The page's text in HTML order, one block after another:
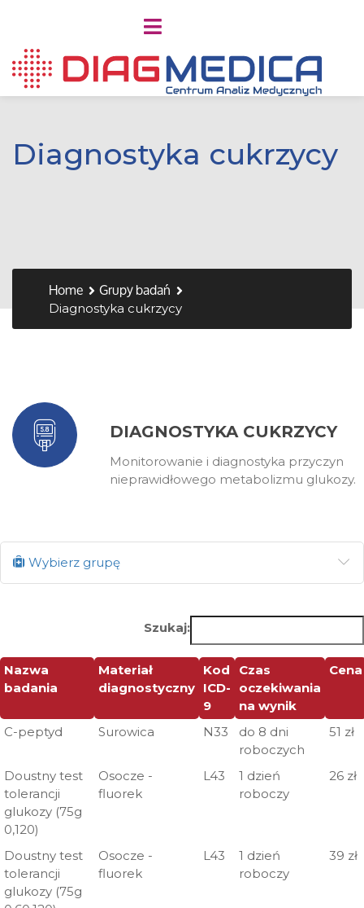
Diagnostyka cukrzycy
Home Grupy badań
Diagnostyka cukrzycy
DIAGNOSTYKA CUKRZYCY
Monitorowanie i diagnostyka przyczyn
nieprawidłowego metabolizmu glukozy.
Wybierz grupę
Szukaj:
Nazwa
badania
Materiał
diagnostyczny
Kod
ICD-
9
Czas
oczekiwania
na wynik
Cena
Nazwa
Materiał
Kod
Czas
oczekiwania
Cena
C-peptyd Surowica N33
do 8 dni
roboczych
51 zł
Doustny test
tolerancji
glukozy (75g
0,120)
Osocze -
fluorek
L43
1 dzień
roboczy
26 zł
Doustny test
tolerancji
glukozy (75g
Osocze -
fluorek
L43
1 dzień
roboczy
39 zł